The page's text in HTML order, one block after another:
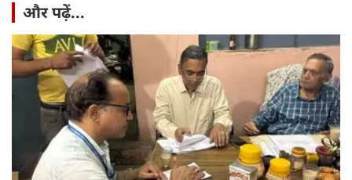
और पढ़ें...